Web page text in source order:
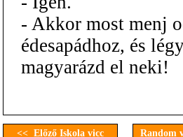
- Akkor most menj
édesapádhoz, és
magyarázd el neki!
<< Előző Iskola vicc Random